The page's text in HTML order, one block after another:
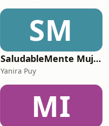
SM
SaludableMente Mujer
Yanira Puy
MI